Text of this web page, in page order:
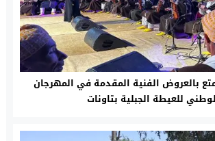
بالعروض الفنية المقدمة في المهرجان
للعيطة الجبلية بتاونات